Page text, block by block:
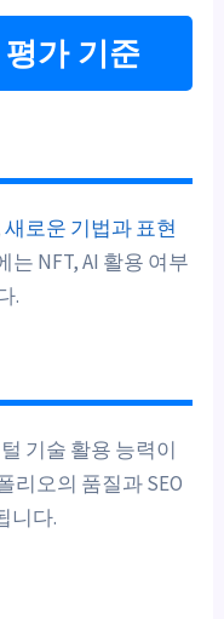
가 기준
새로운 기법과 표현
는 NFT, AI 활용 여부
.
기술 활용 능력이
리오의 품질과 SEO
니다.